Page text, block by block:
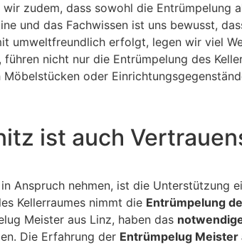
zudem, dass sowohl die Entrümpelung
und das Fachwissen ist uns bewusst,
umweltfreundlich erfolgt, legen wir viel
nicht nur die Entrümpelung des
oder
ist auch
Anspruch nehmen, ist die Unterstützung
Kellerraumes nimmt die Entrümpelung
Meister aus Linz, haben das
Die Erfahrung der Entrümpelug Meister